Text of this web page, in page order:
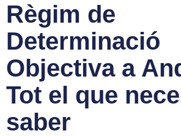
Règim de
Determinació
Objectiva a
Tot el que
saber